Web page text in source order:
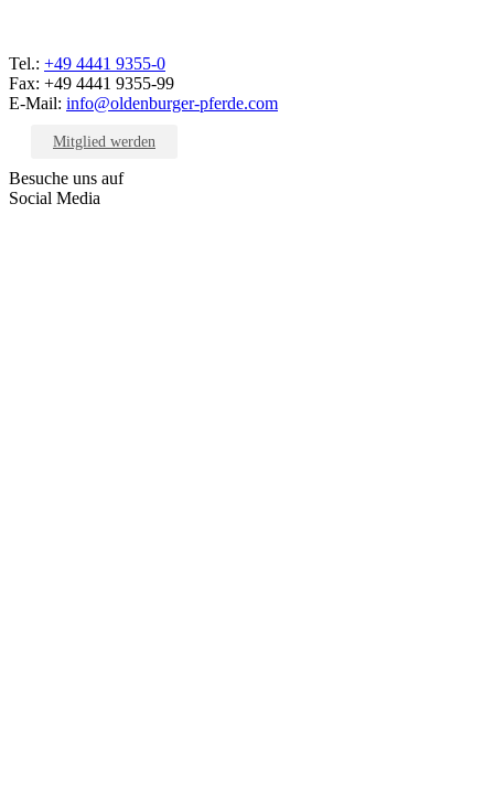
Tel.: +49 4441 9355-0
Fax: +49 4441 9355-99
E-Mail: info@oldenburger-pferde.com
Mitglied werden
Besuche uns auf
Social Media